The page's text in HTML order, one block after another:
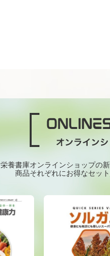
栄養書庫オンラインショップの
商品それぞれにお得なセッ